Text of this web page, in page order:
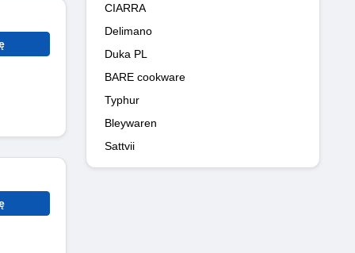
CIARRA
Delimano
Duka PL
BARE cookware
Typhur
Bleywaren
Sattvii